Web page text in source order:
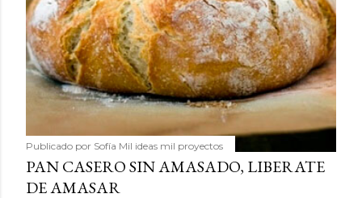
Publicado por Sofía Mil ideas mil proyectos
PAN CASERO SIN AMASADO, LIBERATE
DE AMASAR